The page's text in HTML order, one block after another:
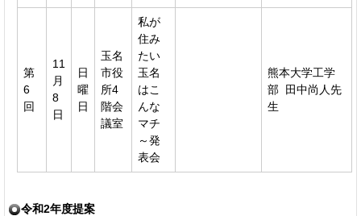
第
6
回
11
月
8
日
日
曜
日
玉名
市役
所4
階会
議室
私が
住み
たい
玉名
はこ
んな
マチ
～発
表会
熊本大学工学
部 田中尚人先
生
令和2年度提案